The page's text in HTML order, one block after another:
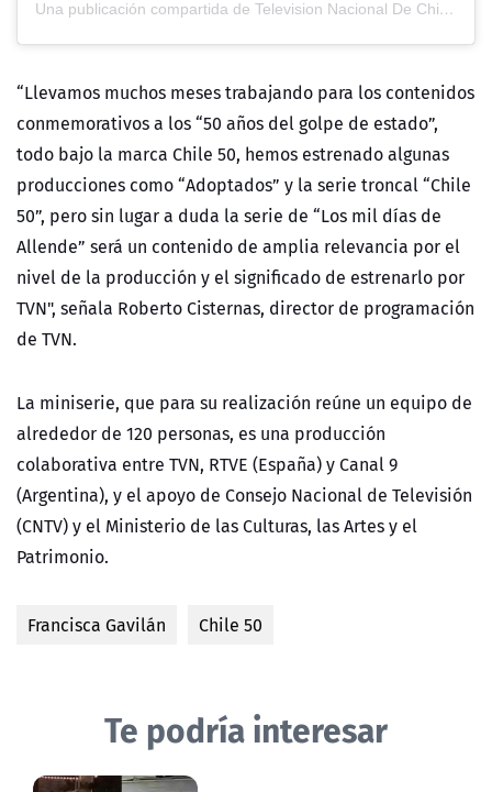
Una publicación compartida de Television Nacional De Chile (@tvn)
“Llevamos muchos meses trabajando para los contenidos
conmemorativos a los “50 años del golpe de estado”,
todo bajo la marca Chile 50, hemos estrenado algunas
producciones como “Adoptados” y la serie troncal “Chile
50”, pero sin lugar a duda la serie de “Los mil días de
Allende” será un contenido de amplia relevancia por el
nivel de la producción y el significado de estrenarlo por
TVN", señala Roberto Cisternas, director de programación
de TVN.
La miniserie, que para su realización reúne un equipo de
alrededor de 120 personas, es una producción
colaborativa entre TVN, RTVE (España) y Canal 9
(Argentina), y el apoyo de Consejo Nacional de Televisión
(CNTV) y el Ministerio de las Culturas, las Artes y el
Patrimonio.
Francisca Gavilán Chile 50
Te podría interesar